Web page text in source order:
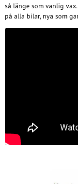
så länge som vanlig
på alla bilar, nya som